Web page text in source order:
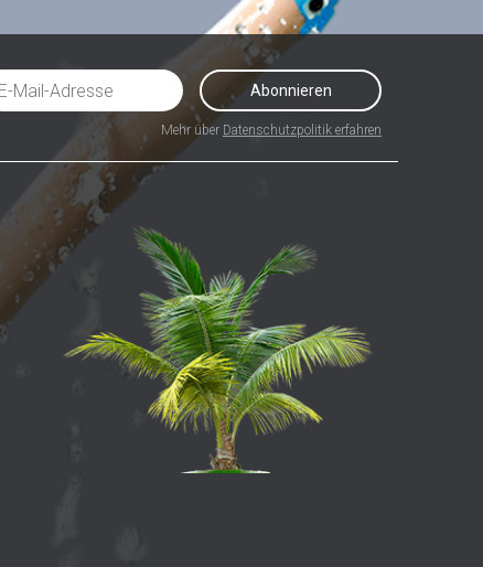
Abonnieren
Mehr über Datenschutzpolitik erfahren